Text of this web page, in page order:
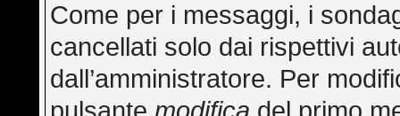
Come per i messaggi, i
cancellati solo dai rispettivi
dall’amministratore. Per